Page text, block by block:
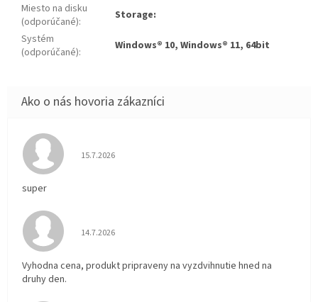
Miesto na disku
(odporúčané):
Storage:
Systém
(odporúčané): Windows® 10, Windows® 11, 64bit
Hodnotenie obchodu je 5 z 5 hviezdičiek.
15.7.2026
super
Hodnotenie obchodu je 5 z 5 hviezdičiek.
14.7.2026
Vyhodna cena, produkt pripraveny na vyzdvihnutie hned na
druhy den.